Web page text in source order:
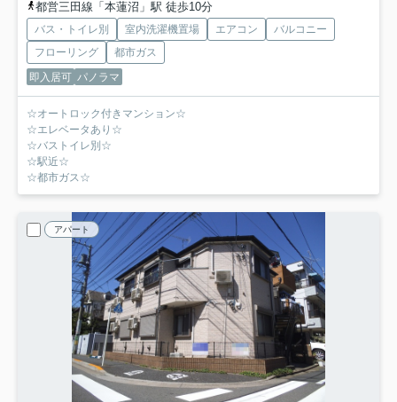
都営三田線「本蓮沼」駅 徒歩10分
バス・トイレ別 室内洗濯機置場 エアコン
バルコニー
フローリング
都市ガス
即入居可 パノラマ
☆オートロック付きマンション☆
☆エレベータあり☆
☆バストイレ別☆
☆駅近☆
☆都市ガス☆
アパート